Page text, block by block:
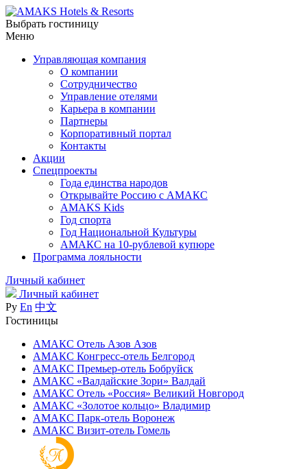
Выбрать гостиницу
Меню
Управляющая компания
О компании
Сотрудничество
Управление отелями
Карьера в компании
Партнеры
Корпоративный портал
Контакты
Акции
Спецпроекты
Года единства народов
Открывайте Россию с АМАКС
AMAKS Kids
Год спорта
Год Национальной Культуры
АМАКС на 10-рублевой купюре
Программа лояльности
Личный кабинет
Личный кабинет
Ру En 中文
Гостиницы
АМАКС Отель ‎Азов Азов
АМАКС Конгресс-отель Белгород
АМАКС Премьер-отель Бобруйск
АМАКС «‎Валдайские Зори» Валдай
АМАКС Отель «‎Россия» Великий Новгород
АМАКС «‎Золотое кольцо» Владимир
АМАКС Парк-отель Воронеж
АМАКС Визит-отель Гомель